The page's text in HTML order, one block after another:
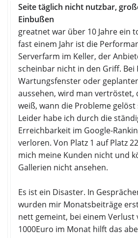
Seite täglich nicht nutzbar,
Einbußen
greatnet war über 10 Jahre ein
fast einem Jahr ist die
Serverfarm im Keller, der
scheinbar nicht in den Griff. Bei
Wartungsfenster oder
aussehen, wird man vertröstet,
weiß, wann die Probleme gelöst
Leider habe ich durch die
Erreichbarkeit im Google-
verloren. Von Platz 1 auf Platz
mich meine Kunden nicht und
Gallerien nicht ansehen.
Es ist ein Disaster. In
wurden mir Monatsbeiträge
nett gemeint, bei einem Verlust
1000Euro im Monat hilft das